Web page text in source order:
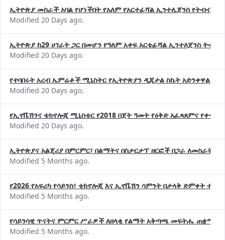
ኢትዮጵያ መስራች አባል የሆነችበት የአለም የአርተፊሻል ኢንተሊጀንስ የትብብር
Modified 20 Days ago.
ኢትዮጵያ ከ29 ሀገራት ጋር በመሆን የዓለም አቀፍ አርቴፊሻል ኢንተለጀንስ
Modified 20 Days ago.
የተባበሩት አረብ ኤምሬቶች ሚኒስትር የኢትዮጵያን ዲጂታል ስኬት አድንቀዋል
Modified 20 Days ago.
የኢኖቬሽንና ቴክኖሎጂ ሚኒስቴር የ2018 በጀት ዓመት የዕቅድ አፈጻጸምና
Modified 20 Days ago.
ኢትዮጵያና አልጄሪያ በምርምር፣ በልማትና በስታርታፕ ዘርፎች በጋራ ለመስራት
Modified 5 Months ago.
የ2026 የአፍሪካ የሳይንስ፣ ቴክኖሎጂ እና ኢኖቬሽን ሳምንት በታላቅ ድምቀት
Modified 5 Months ago.
የሳይንሳዊ ጥናትና ምርምር ሥራዎች ለዘላቂ የልማት አቅጣጫ መፍትሔ ጠቋሚ
Modified 5 Months ago.